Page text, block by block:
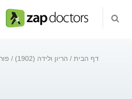
דף הבית הריון ולידה (1902)